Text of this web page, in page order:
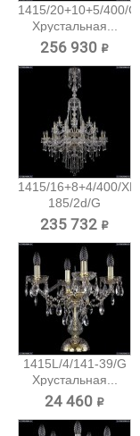
1415/20+10+5/400/G
Хрустальная...
256 930 ₽
1415/16+8+4/400/XL-
185/2d/G
Большая...
235 732 ₽
1415L/4/141-39/G
Хрустальная...
24 460 ₽